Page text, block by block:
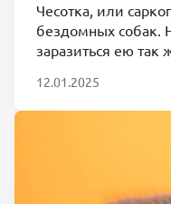
Чесотка, или
бездомных собак.
заразиться ею так
12.01.2025